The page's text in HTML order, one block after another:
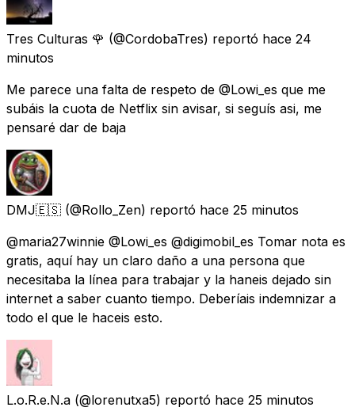
Tres Culturas 🌹 (@CordobaTres) reportó hace 24
minutos
Me parece una falta de respeto de @Lowi_es que me
subáis la cuota de Netflix sin avisar, si seguís asi, me
pensaré dar de baja
DMJ🇪🇸 (@Rollo_Zen) reportó hace 25 minutos
@maria27winnie @Lowi_es @digimobil_es Tomar nota es
gratis, aquí hay un claro daño a una persona que
necesitaba la línea para trabajar y la haneis dejado sin
internet a saber cuanto tiempo. Deberíais indemnizar a
todo el que le haceis esto.
L.o.R.e.N.a (@lorenutxa5) reportó hace 25 minutos